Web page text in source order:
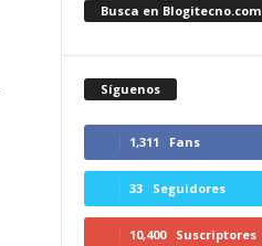
Busca en Blogitecno.com
Síguenos
1,311 Fans
33 Seguidores
10,400 Suscriptores